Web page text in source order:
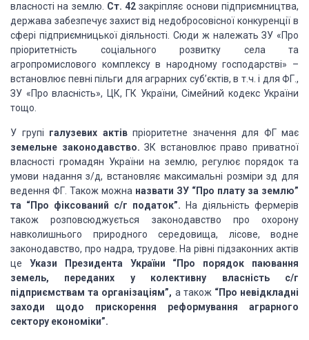
власності на землю. Ст. 42 закріпляє основи підприємництва,
держава забезпечує захист від недобросовісної конкуренції в
сфері підприємницької діяльності. Сюди ж належать ЗУ «Про
пріоритетність соціального розвитку села та
агропромислового комплексу в народному господарстві» –
встановлює певні пільги для аграрних суб’єктів, в т.ч. і для ФГ.,
ЗУ «Про власність», ЦК, ГК України, Сімейний кодекс України
тощо.
У групі галузевих актівпріоритетне значення для ФГ має
земельне законодавство. ЗК встановлює право приватної
власності громадян України на землю, регулює порядок та
умови надання з/д, встановляє максимальні розміри зд для
ведення ФГ. Також можна назвати ЗУ “Про плату за землю”
та “Про фіксований с/г податок”. На діяльність фермерів
також розповсюджується законодавство про охорону
навколишнього природного середовища, лісове, водне
законодавство, про надра, трудове. На рівні підзаконних актів
це Укази Президента України “Про порядок паювання
земель, переданих у колективну власність с/г
підприємствам та організаціям”, а також “Про невідкладні
заходи щодо прискорення реформування аграрного
сектору економіки”.